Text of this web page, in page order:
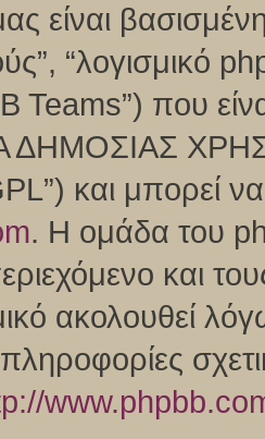
είναι
“λογισμικό
Teams”) που
ΔΗΜΟΣΙΑΣ
και μπορεί
. Η ομάδα του
και
ακολουθεί